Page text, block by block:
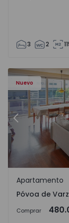
3 2
Nuevo
e Argivai -
Apartamento
Anterior
Póvoa de
Apartamento
Póvoa de
Comprar